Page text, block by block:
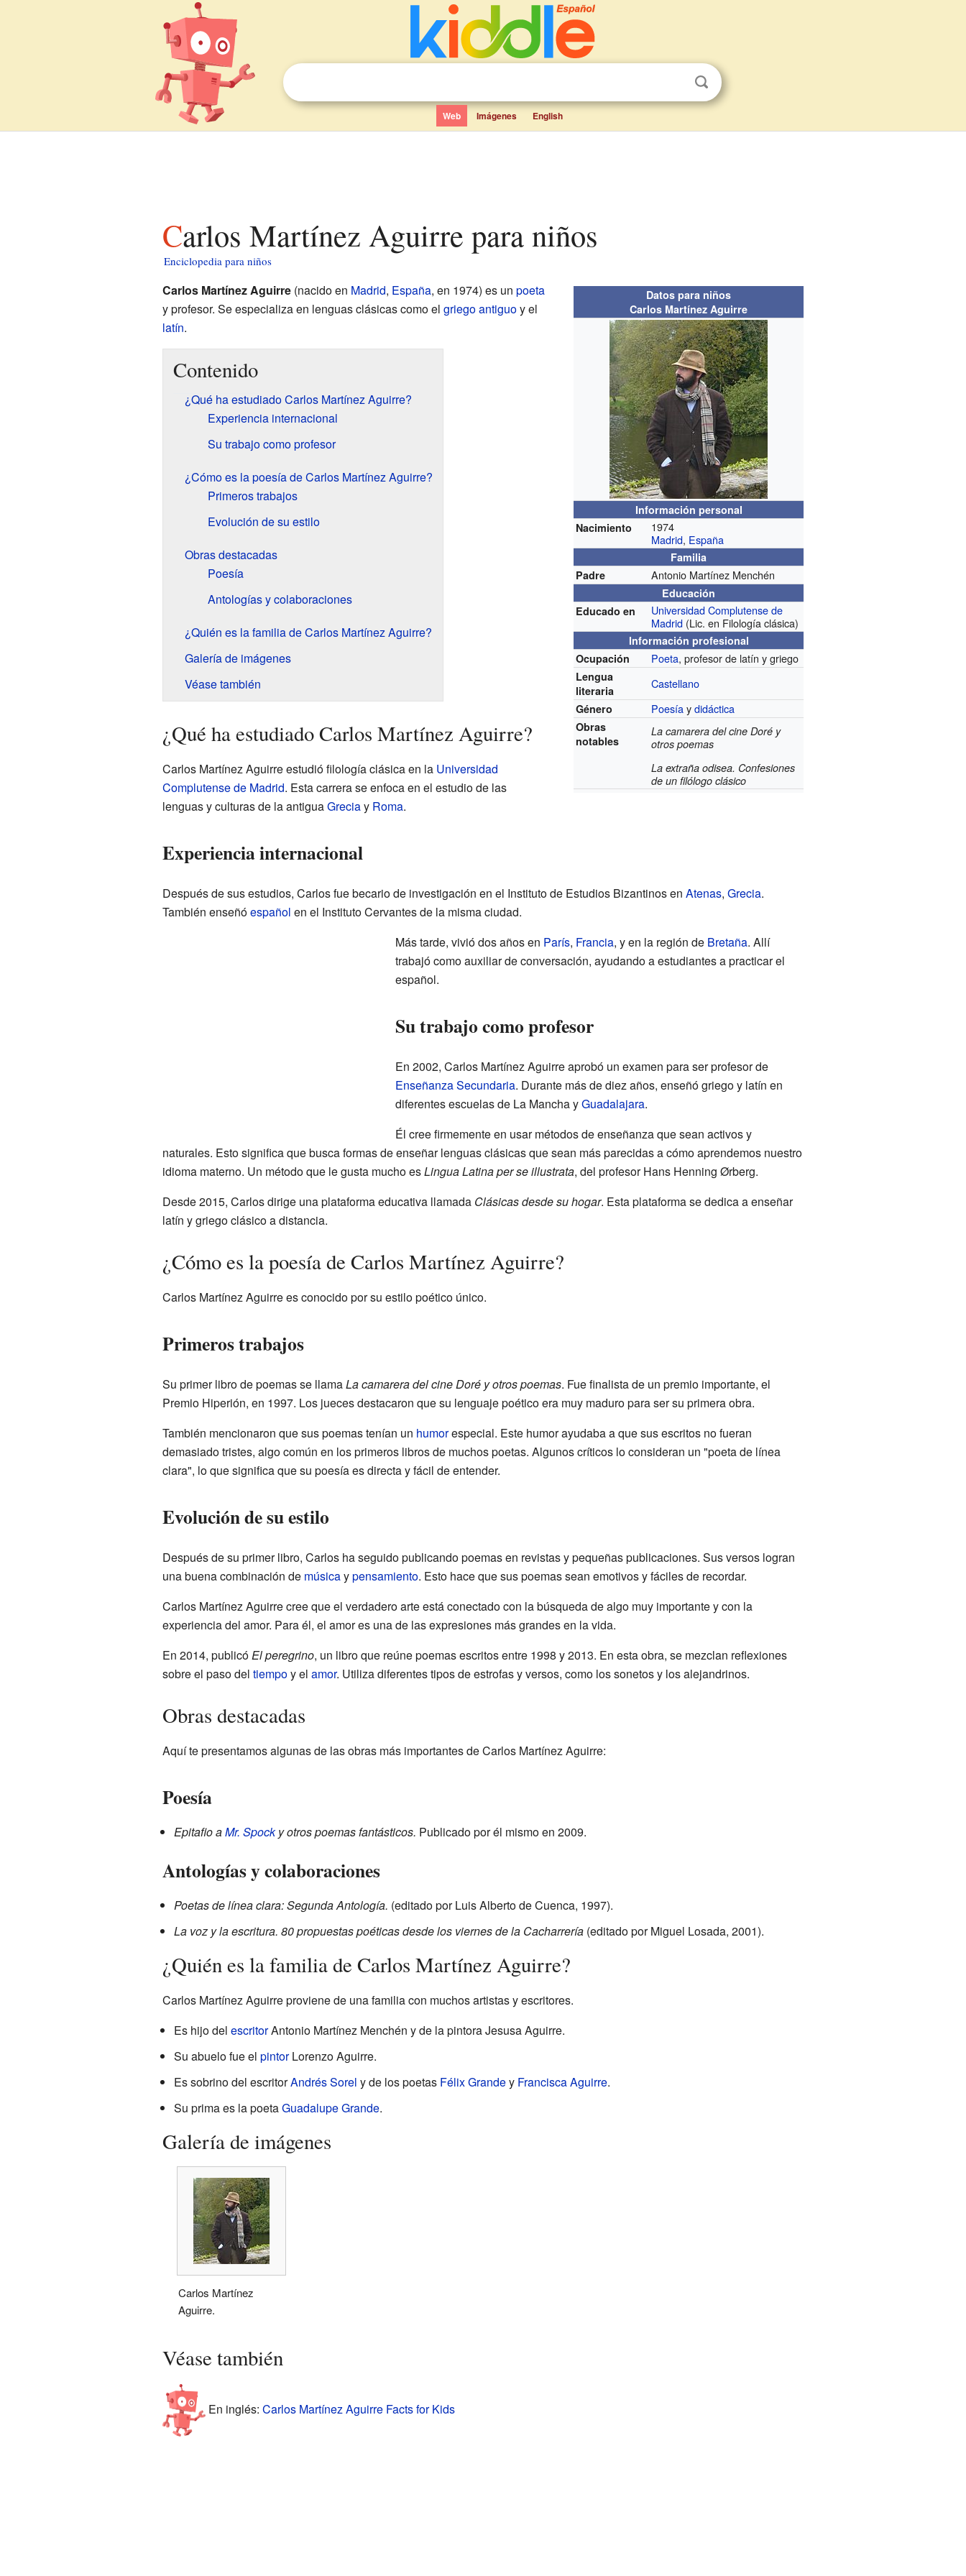
Web Imágenes English
Carlos Martínez Aguirre para niños
Enciclopedia para niños
Datos para niños
Carlos Martínez Aguirre
Información personal
Nacimiento
1974
Madrid, España
Familia
Padre
Antonio Martínez Menchén
Educación
Educado en
Universidad Complutense de
Madrid (Lic. en Filología clásica)
Información profesional
Ocupación
Poeta, profesor de latín y griego
Lengua
literaria
Castellano
Género Poesíaydidáctica
Obras
notables
La camarera del cine Doré y
otros poemas
La extraña odisea. Confesiones
de un filólogo clásico
Carlos Martínez Aguirre(nacido en Madrid, España, en 1974) es un poeta
y profesor. Se especializa en lenguas clásicas como el griego antiguoy el
latín.
Contenido
¿Qué ha estudiado Carlos Martínez Aguirre?
Experiencia internacional
Su trabajo como profesor
¿Cómo es la poesía de Carlos Martínez Aguirre?
Primeros trabajos
Evolución de su estilo
Obras destacadas
Poesía
Antologías y colaboraciones
¿Quién es la familia de Carlos Martínez Aguirre?
Galería de imágenes
Véase también
¿Qué ha estudiado Carlos Martínez Aguirre?
Carlos Martínez Aguirre estudió filología clásica en la Universidad
Complutense de Madrid. Esta carrera se enfoca en el estudio de las
lenguas y culturas de la antiguaGreciay Roma.
Experiencia internacional
Después de sus estudios, Carlos fue becario de investigación en el Instituto de Estudios Bizantinos en Atenas, Grecia.
También enseñóespañol en el Instituto Cervantes de la misma ciudad.
Más tarde, vivió dos años en París, Francia, y en la región de Bretaña. Allí
trabajó como auxiliar de conversación, ayudando a estudiantes a practicar el
español.
Su trabajo como profesor
En 2002, Carlos Martínez Aguirre aprobó un examen para ser profesor de
Enseñanza Secundaria. Durante más de diez años, enseñó griego y latín en
diferentes escuelas de La Mancha yGuadalajara.
Él cree firmemente en usar métodos de enseñanza que sean activos y
naturales. Esto significa que busca formas de enseñar lenguas clásicas que sean más parecidas a cómo aprendemos nuestro
idioma materno. Un método que le gusta mucho esLingua Latina per se illustrata, del profesor Hans Henning Ørberg.
Desde 2015, Carlos dirige una plataforma educativa llamada Clásicas desde su hogar. Esta plataforma se dedica a enseñar
latín y griego clásico a distancia.
¿Cómo es la poesía de Carlos Martínez Aguirre?
Carlos Martínez Aguirre es conocido por su estilo poético único.
Primeros trabajos
Su primer libro de poemas se llamaLa camarera del cine Doré y otros poemas. Fue finalista de un premio importante, el
Premio Hiperión, en 1997. Los jueces destacaron que su lenguaje poético era muy maduro para ser su primera obra.
También mencionaron que sus poemas tenían un humorespecial. Este humor ayudaba a que sus escritos no fueran
demasiado tristes, algo común en los primeros libros de muchos poetas. Algunos críticos lo consideran un "poeta de línea
clara", lo que significa que su poesía es directa y fácil de entender.
Evolución de su estilo
Después de su primer libro, Carlos ha seguido publicando poemas en revistas y pequeñas publicaciones. Sus versos logran
una buena combinación de músicaypensamiento. Esto hace que sus poemas sean emotivos y fáciles de recordar.
Carlos Martínez Aguirre cree que el verdadero arte está conectado con la búsqueda de algo muy importante y con la
experiencia del amor. Para él, el amor es una de las expresiones más grandes en la vida.
En 2014, publicóEl peregrino, un libro que reúne poemas escritos entre 1998 y 2013. En esta obra, se mezclan reflexiones
sobre el paso del tiempoy el amor. Utiliza diferentes tipos de estrofas y versos, como los sonetos y los alejandrinos.
Obras destacadas
Aquí te presentamos algunas de las obras más importantes de Carlos Martínez Aguirre:
Poesía
Epitafio aMr. Spocky otros poemas fantásticos. Publicado por él mismo en 2009.
Antologías y colaboraciones
Poetas de línea clara: Segunda Antología. (editado por Luis Alberto de Cuenca, 1997).
La voz y la escritura. 80 propuestas poéticas desde los viernes de la Cacharrería(editado por Miguel Losada, 2001).
¿Quién es la familia de Carlos Martínez Aguirre?
Carlos Martínez Aguirre proviene de una familia con muchos artistas y escritores.
Es hijo del escritorAntonio Martínez Menchén y de la pintora Jesusa Aguirre.
Su abuelo fue el pintorLorenzo Aguirre.
Es sobrino del escritorAndrés Sorel y de los poetas Félix Grandey Francisca Aguirre.
Su prima es la poetaGuadalupe Grande.
Galería de imágenes
Carlos Martínez
Aguirre.
Véase también
En inglés: Carlos Martínez Aguirre Facts for Kids